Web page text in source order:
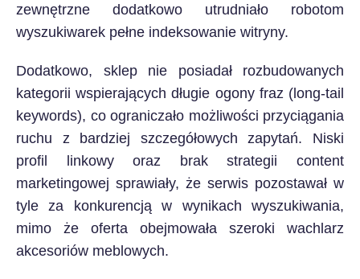
zewnętrzne dodatkowo utrudniało robotom
wyszukiwarek pełne indeksowanie witryny.
Dodatkowo, sklep nie posiadał rozbudowanych
kategorii wspierających długie ogony fraz (long-tail
keywords), co ograniczało możliwości przyciągania
ruchu z bardziej szczegółowych zapytań. Niski
profil linkowy oraz brak strategii content
marketingowej sprawiały, że serwis pozostawał w
tyle za konkurencją w wynikach wyszukiwania,
mimo że oferta obejmowała szeroki wachlarz
akcesoriów meblowych.